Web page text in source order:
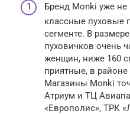
Бренд Monki уже не
классные пуховые
сегменте. В
пуховичков очень
женщин, ниже 160
приятные, в районе
Магазины Monki
Атриум и ТЦ
«Европолис», ТРК